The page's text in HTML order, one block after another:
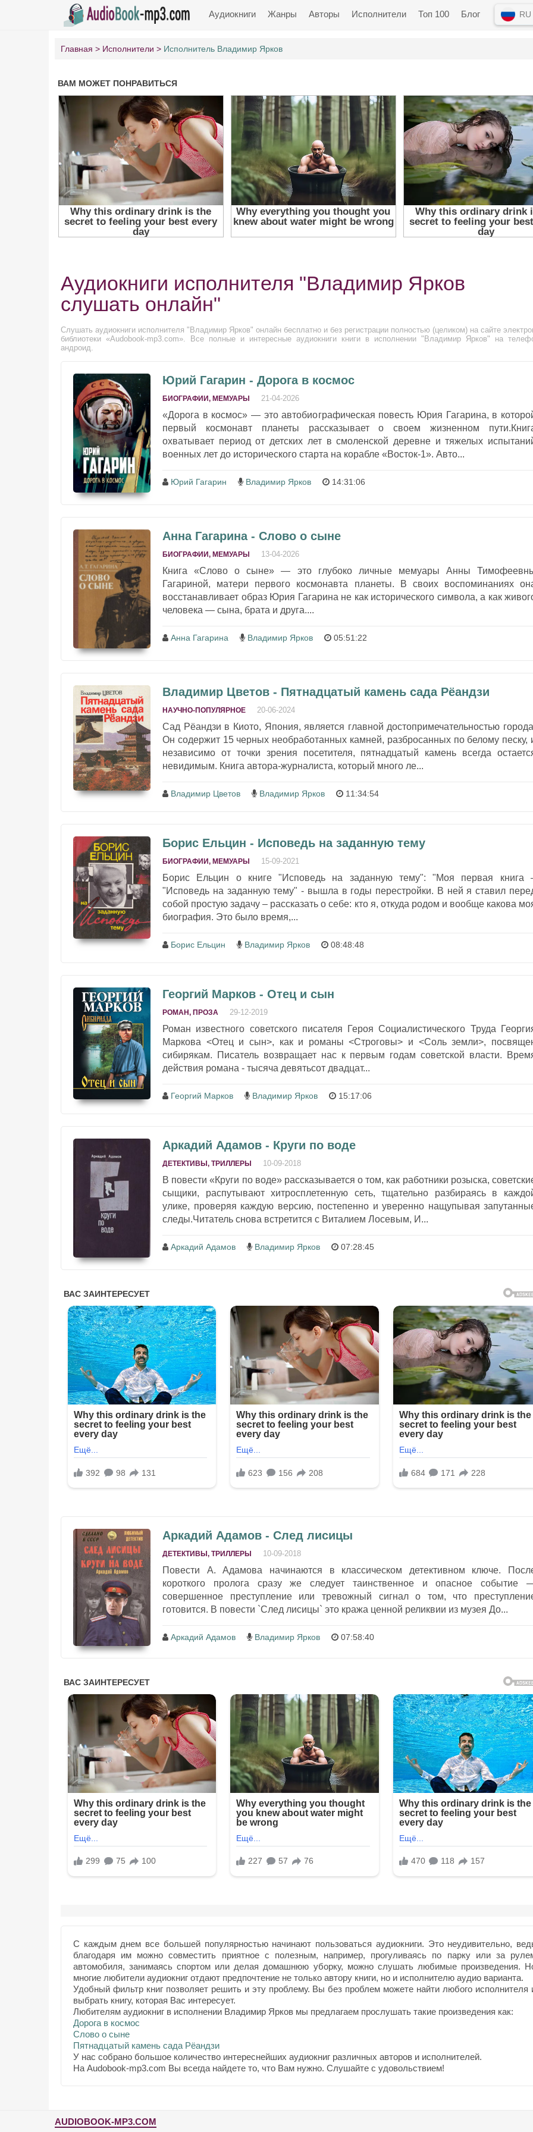
Аудиокниги Жанры Авторы Исполнители Топ 100 Блог RU
Главная Исполнители Исполнитель Владимир Ярков
Аудиокниги исполнителя "Владимир Ярков
слушать онлайн"
Слушать аудиокниги исполнителя "Владимир Ярков" онлайн бесплатно и без регистрации полностью (целиком) на сайте
библиотеки «Audobook-mp3.com». Все полные и интересные аудиокниги книги в исполнении "Владимир Ярков" на
андроид.
Юрий Гагарин - Дорога в космос
БИОГРАФИИ, МЕМУАРЫ 21-04-2026
«Дорога в космос» — это автобиографическая повесть Юрия Гагарина, в
первый космонавт планеты рассказывает о своем жизненном
охватывает период от детских лет в смоленской деревне и тяжелых
военных лет до исторического старта на корабле «Восток-1». Авто...
Юрий Гагарин Владимир Ярков 14:31:06
Анна Гагарина - Слово о сыне
БИОГРАФИИ, МЕМУАРЫ 13-04-2026
Книга «Слово о сыне» — это глубоко личные мемуары Анны
Гагариной, матери первого космонавта планеты. В своих воспоминаниях
восстанавливает образ Юрия Гагарина не как исторического символа, а как
человека — сына, брата и друга....
Анна Гагарина Владимир Ярков 05:51:22
Владимир Цветов - Пятнадцатый камень сада Рёандзи
НАУЧНО-ПОПУЛЯРНОЕ 20-06-2024
Сад Рёандзи в Киото, Япония, является главной достопримечательностью
Он содержит 15 черных необработанных камней, разбросанных по белому песку,
независимо от точки зрения посетителя, пятнадцатый камень всегда
невидимым. Книга автора-журналиста, который много ле...
Владимир Цветов Владимир Ярков 11:34:54
Борис Ельцин - Исповедь на заданную тему
БИОГРАФИИ, МЕМУАРЫ 15-09-2021
Борис Ельцин о книге "Исповедь на заданную тему": "Моя первая книга
"Исповедь на заданную тему" - вышла в годы перестройки. В ней я ставил
собой простую задачу – рассказать о себе: кто я, откуда родом и вообще какова
биография. Это было время,...
Борис Ельцин Владимир Ярков 08:48:48
Георгий Марков - Отец и сын
РОМАН, ПРОЗА 29-12-2019
Роман известного советского писателя Героя Социалистического Труда
Маркова <Отец и сын>, как и романы <Строговы> и <Соль земли>,
сибирякам. Писатель возвращает нас к первым годам советской власти.
действия романа - тысяча девятьсот двадцат...
Георгий Марков Владимир Ярков 15:17:06
Аркадий Адамов - Круги по воде
ДЕТЕКТИВЫ, ТРИЛЛЕРЫ 10-09-2018
В повести «Круги по воде» рассказывается о том, как работники розыска,
сыщики, распутывают хитросплетенную сеть, тщательно разбираясь в
улике, проверяя каждую версию, постепенно и уверенно нащупывая
следы.Читатель снова встретится с Виталием Лосевым, И...
Аркадий Адамов Владимир Ярков 07:28:45
Аркадий Адамов - След лисицы
ДЕТЕКТИВЫ, ТРИЛЛЕРЫ 10-09-2018
Повести А. Адамова начинаются в классическом детективном ключе.
короткого пролога сразу же следует таинственное и опасное событие
совершенное преступление или тревожный сигнал о том, что
готовится. В повести `След лисицы` это кража ценной реликвии из музея До...
Аркадий Адамов Владимир Ярков 07:58:40
С каждым днем все большей популярностью начинают пользоваться аудиокниги. Это неудивительно,
благодаря им можно совместить приятное с полезным, например, прогуливаясь по парку или за
автомобиля, занимаясь спортом или делая домашнюю уборку, можно слушать любимые произведения.
многие любители аудиокниг отдают предпочтение не только автору книги, но и исполнителю аудио варианта.
Удобный фильтр книг позволяет решить и эту проблему. Вы без проблем можете найти любого исполнителя
выбрать книгу, которая Вас интересует.
Любителям аудиокниг в исполнении Владимир Ярков мы предлагаем прослушать такие произведения как:
Дорога в космос
Слово о сыне
Пятнадцатый камень сада Рёандзи
У нас собрано большое количество интереснейших аудиокниг различных авторов и исполнителей.
На Audobook-mp3.com Вы всегда найдете то, что Вам нужно. Слушайте с удовольствием!
AUDIOBOOK-MP3.COM